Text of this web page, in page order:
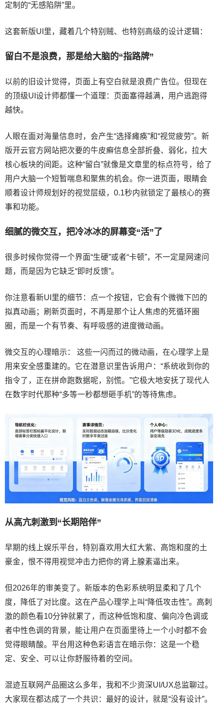
定制的“无感陷阱”里。
这套新版UI里，藏着几个特别贼、也特别高级的设计逻辑：
留白不是浪费，那是给大脑的“指路牌”
以前的旧设计觉得，页面上有空白就是浪费广告位。但现在
的顶级UI设计师都懂一个道理：页面塞得越满，用户逃跑得
越快。
人眼在面对海量信息时，会产生“选择瘫痪”和“视觉疲劳”。新
版开云官方网站把次要的牛皮癣信息全部折叠、弱化，拉大
核心板块的间距。这种“留白”就像是文章里的标点符号，给了
用户大脑一个短暂喘息和聚焦的机会。你一进页面，眼睛会
顺着设计师规划好的视觉层级，0.1秒内就锁定了最核心的赛
事和功能。
细腻的微交互，把冷冰冰的屏幕变“活”了
很多时候你觉得一个界面“生硬”或者“卡顿”，不一定是网速问
题，而是因为它缺乏“即时反馈”。
你注意看新UI里的细节：点一个按钮，它会有个微微下凹的
拟真动画；刷新页面时，不再是那个让人焦虑的死循环圈
圈，而是一个有节奏、有呼吸感的进度微动画。
微交互的心理暗示： 这些一闪而过的微动画，在心理学上是
用来安全感重建的。它在潜意识里告诉用户：“系统收到你的
指令了，正在拼命跑数据呢，别慌。”它极大地安抚了现代人
在数字时代那种“多等一秒都想砸手机”的等待焦虑。
从高亢刺激到“长期陪伴”
早期的线上娱乐平台，特别喜欢用大红大紫、高饱和度的土
豪金，恨不得用视觉冲击力把你的肾上腺素逼出来。
但2026年的审美变了。新版本的色彩系统明显柔和了几个
度，降低了对比度。这在产品心理学上叫“降低攻击性”。高刺
激的颜色看10分钟就累了，而这种低饱和度、偏向冷色调或
者中性色调的背景，能让用户在页面里待上一个小时都不会
觉得眼睛酸。平台用这种色彩语言在暗示你：这是一个稳
定、安全、可以让你舒服待着的空间。
混迹互联网产品圈这么多年，我和不少资深UI/UX总监聊过。
大家现在都达成了一个共识：最好的设计，就是“没有设计”。